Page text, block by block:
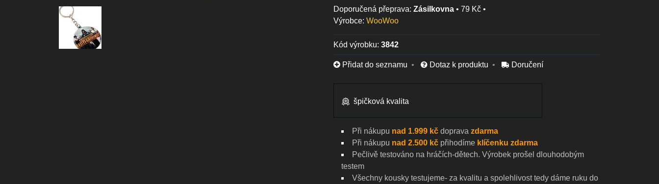
Zásilkovna• 79 Kč •
Výrobce: WooWoo
Kód výrobku: 3842
Přidat do seznamu Dotaz k produktu Doručení
špičková kvalita
Při nákupu nad 1.999 kčdoprava zdarma
Při nákupu nad 2.500 kčpřihodíme klíčenku zdarma
Pečlivě testováno na hráčích-dětech. Výrobek prošel dlouhodobým
testem
Všechny kousky testujeme- za kvalitu a spolehlivost tedy dáme ruku do